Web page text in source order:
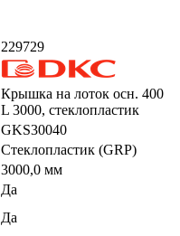
229729
Крышка на лоток осн. 400
L 3000, стеклопластик
GKS30040
Стеклопластик (GRP)
3000,0 мм
Да
Да